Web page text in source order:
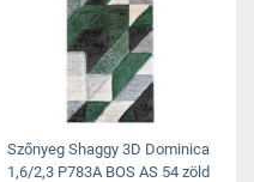
Szőnyeg Shaggy 3D Dominica
1,6/2,3 P783A BOS AS 54 zöld